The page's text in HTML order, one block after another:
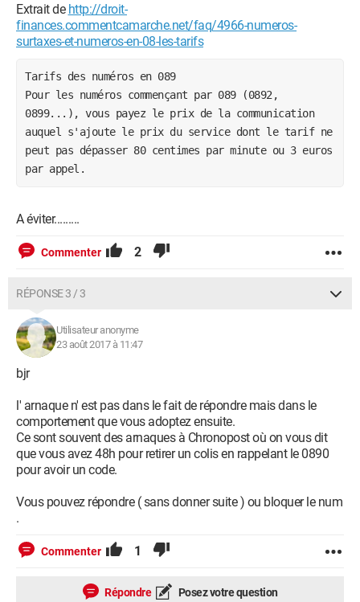
Extrait de http://droit-
finances.commentcamarche.net/faq/4966-numeros-
surtaxes-et-numeros-en-08-les-tarifs
Tarifs des numéros en 089
Pour les numéros commençant par 089 (0892,
0899...), vous payez le prix de la communication
auquel s'ajoute le prix du service dont le tarif ne
peut pas dépasser 80 centimes par minute ou 3 euros
par appel.
A éviter.........
Commenter 2
RÉPONSE 3 / 3
Utilisateur anonyme
23 août 2017 à 11:47
bjr
l' arnaque n' est pas dans le fait de répondre mais dans le
comportement que vous adoptez ensuite.
Ce sont souvent des arnaques à Chronopost où on vous dit
que vous avez 48h pour retirer un colis en rappelant le 0890
pour avoir un code.
Vous pouvez répondre ( sans donner suite ) ou bloquer le num
.
Commenter 1
Répondre Posez votre question